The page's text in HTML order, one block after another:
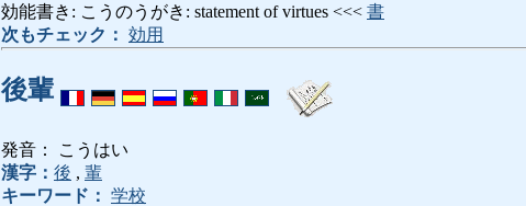
効能書き: こうのうがき: statement of virtues <<< 書
次もチェック： 効用
後輩
発音： こうはい
漢字： 後 , 輩
キーワード： 学校